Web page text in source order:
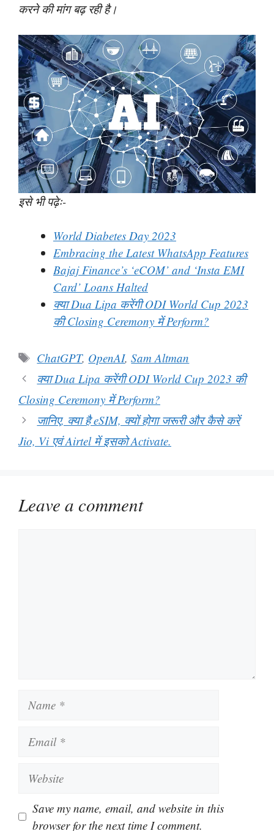
करने की मांग बढ़ रही है।
इसे भी पढ़ेः-
World Diabetes Day 2023
Embracing the Latest WhatsApp Features
Bajaj Finance’s ‘eCOM’ and ‘Insta EMI
Card’ Loans Halted
क्या Dua Lipa करेंगी ODI World Cup 2023
की Closing Ceremony में Perform?
Tags
ChatGPT, OpenAI,Sam Altman
क्या Dua Lipa करेंगी ODI World Cup 2023 की
Closing Ceremony में Perform?
जानिए, क्या है eSIM, क्यों होगा जरूरी और कैसे करें
Jio, Vi एवं Airtel में इसको Activate.
Leave a comment
Website
Save my name, email, and website in this
browser for the next time I comment.